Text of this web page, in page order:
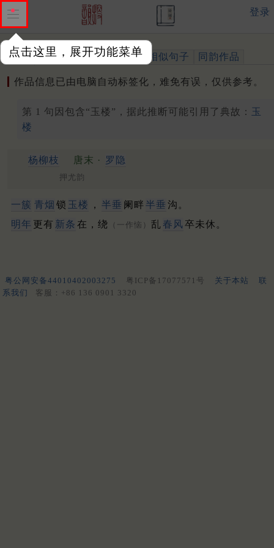
点击这里，展开功能菜单
登录
作品 标注四声 出处、引用 相似句子 同韵作品
作品信息已由电脑自动标签化，难免有误，仅供参考。
第 1 句因包含“玉楼”，据此推断可能引用了典故： 玉
楼
杨柳枝 唐末 · 罗隐
押尤韵
一簇 青烟 锁 玉楼 ， 半垂 阑畔半垂 沟。
明年 更有 新条 在，绕 （一作恼） 乱 春风 卒未休。
粤公网安备44010402003275 粤ICP备17077571号 关于本站
联
系我们
客服：+86 136 0901 3320